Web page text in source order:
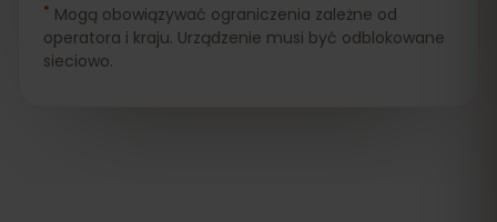
* Mogą obowiązywać ograniczenia zależne od
operatora i kraju. Urządzenie musi być odblokowane
sieciowo.